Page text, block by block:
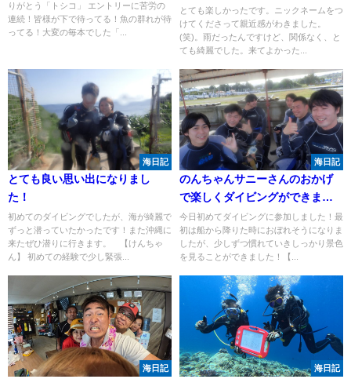
りがとう「トシコ」 エントリーに苦労の
連続！皆様が下で待ってる！魚の群れが待
ってる！大変の毎本でした「...
とても楽しかったです。ニックネームをつ
けてくださって親近感がわきました。
(笑)。雨だったんですけど、関係なく、と
ても綺麗でした。来てよかった...
海日記
とても良い思い出になりまし
た！
初めてのダイビングでしたが、海が綺麗で
ずっと潜っていたかったです！また沖縄に
来たぜひ潜りに行きます。 【けんちゃ
ん】 初めての経験で少し緊張...
海日記
のんちゃんサニーさんのおかげ
で楽しくダイビングができまし
た！
今日初めてダイビングに参加しました！最
初は船から降りた時におぼれそうになりま
したが、少しずつ慣れていきしっかり景色
を見ることができました！【...
海日記 海日記